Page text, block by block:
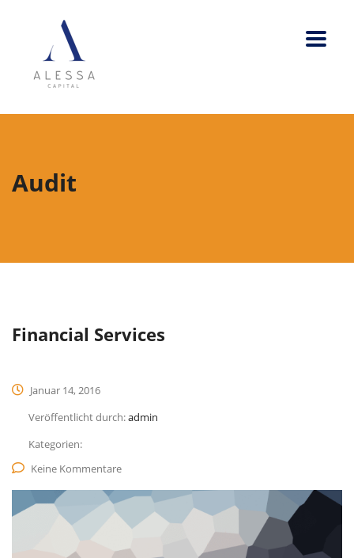
Audit
Financial Services
Januar 14, 2016
Veröffentlicht durch:admin
Kategorien:
Keine Kommentare